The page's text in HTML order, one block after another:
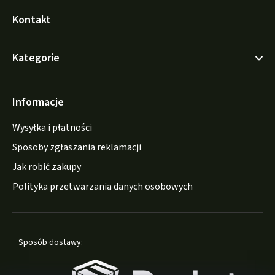
Kontakt
Kategorie
Informacje
Wysyłka i płatności
Sposoby zgłaszania reklamacji
Jak robić zakupy
Polityka przetwarzania danych osobowych
Sposób dostawy: